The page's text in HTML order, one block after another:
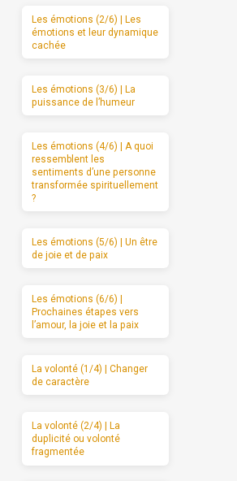
Les émotions (2/6) | Les
émotions et leur dynamique
cachée
Les émotions (3/6) | La
puissance de l’humeur
Les émotions (4/6) | A quoi
ressemblent les
sentiments d’une personne
transformée spirituellement
?
Les émotions (5/6) | Un être
de joie et de paix
Les émotions (6/6) |
Prochaines étapes vers
l’amour, la joie et la paix
La volonté (1/4) | Changer
de caractère
La volonté (2/4) | La
duplicité ou volonté
fragmentée